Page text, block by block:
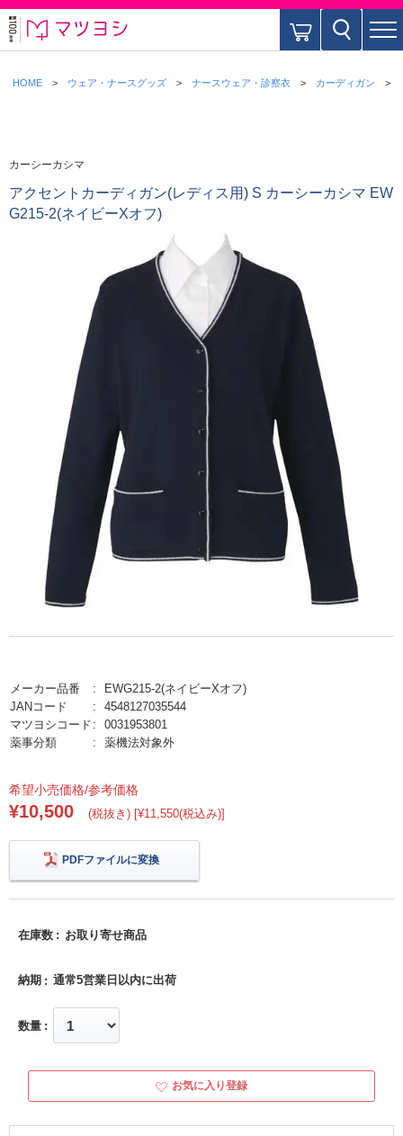
HOME ウェア・ナースグッズ ナースウェア・診察衣 カーディガン
カーシーカシマ
アクセントカーディガン(レディス用) S カーシーカシマ EW
G215-2(ネイビーXオフ)
メーカー品番
EWG215-2(ネイビーXオフ)
JANコード
4548127035544
マツヨシコード
0031953801
薬事分類
薬機法対象外
希望小売価格/参考価格
¥10,500 (税抜き) [¥11,550(税込み)]
PDFファイルに変換
在庫数 お取り寄せ商品
納期 通常5営業日以内に出荷
数量
お気に入り登録